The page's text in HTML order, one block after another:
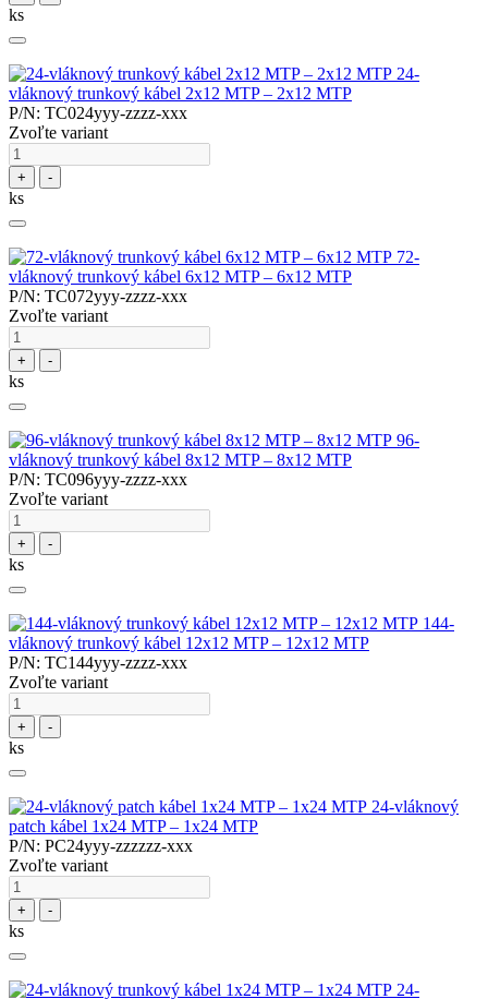
ks
24-
vláknový trunkový kábel 2x12 MTP – 2x12 MTP
P/N: TC024yyy-zzzz-xxx
Zvoľte variant
+ -
ks
72-
vláknový trunkový kábel 6x12 MTP – 6x12 MTP
P/N: TC072yyy-zzzz-xxx
Zvoľte variant
+ -
ks
96-
vláknový trunkový kábel 8x12 MTP – 8x12 MTP
P/N: TC096yyy-zzzz-xxx
Zvoľte variant
+ -
ks
144-
vláknový trunkový kábel 12x12 MTP – 12x12 MTP
P/N: TC144yyy-zzzz-xxx
Zvoľte variant
+ -
ks
24-vláknový
patch kábel 1x24 MTP – 1x24 MTP
P/N: PC24yyy-zzzzzz-xxx
Zvoľte variant
+ -
ks
24-